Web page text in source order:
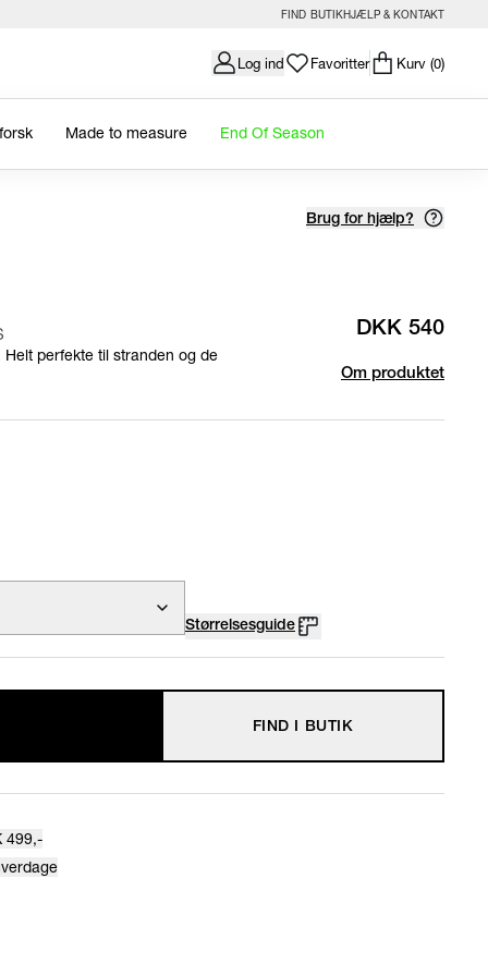
FIND BUTIKHJÆLP & KONTAKT
Log ind Favoritter Kurv (0)
Made to measure End Of Season
Brug for hjælp?
DKK 540
perfekte til stranden og de
Om produktet
Størrelsesguide
FIND I BUTIK
499,-